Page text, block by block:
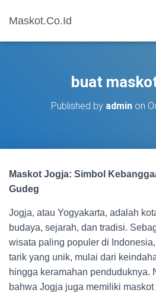
Maskot.Co.Id
buat
Published by adminon
Maskot Jogja: Simbol
Gudeg
Jogja, atau Yogyakarta, adalah
budaya, sejarah, dan tradisi.
wisata paling populer di
tarik yang unik, mulai dari
hingga keramahan penduduknya.
bahwa Jogja juga memiliki